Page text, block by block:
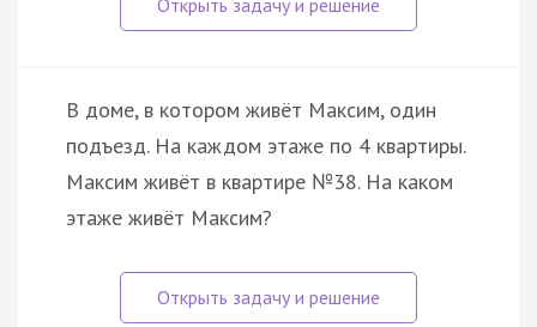
В доме, в котором живёт Максим, один
подъезд. На каждом этаже по 4 квартиры.
Максим живёт в квартире №38. На каком
этаже живёт Максим?